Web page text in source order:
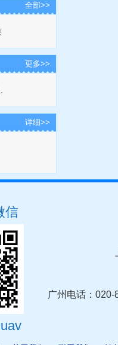
全部>>
更多>>
详细>>
广州电话：
信